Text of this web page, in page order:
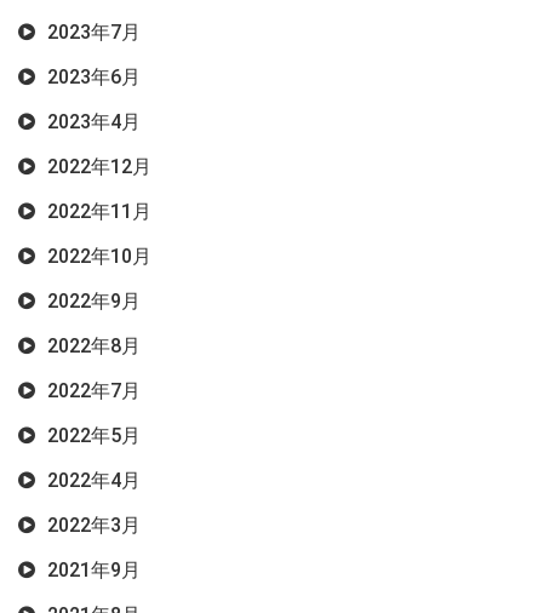
2023年7月
2023年6月
2023年4月
2022年12月
2022年11月
2022年10月
2022年9月
2022年8月
2022年7月
2022年5月
2022年4月
2022年3月
2021年9月